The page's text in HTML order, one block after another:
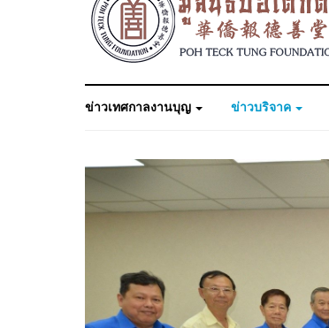
ข่าวเทศกาลงานบุญ ข่าวบริจาค